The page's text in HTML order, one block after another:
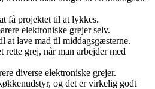
få projektet til at lykkes.
elektroniske grejer selv.
at lave mad til middagsgæsterne.
rette grej, når man arbejder med
diverse elektroniske grejer.
og det er virkelig godt